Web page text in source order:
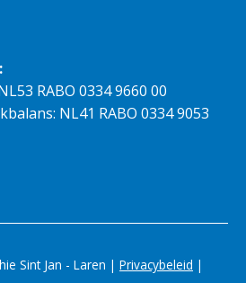
RABO 0334 9660 00
NL41 RABO 0334 9053
Sint Jan - Laren | Privacybeleid |